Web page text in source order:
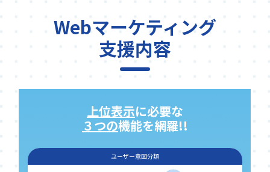
Webマーケティング
支援内容
上位表示に必要な
３つの機能を網羅!!
ユーザー意図分類